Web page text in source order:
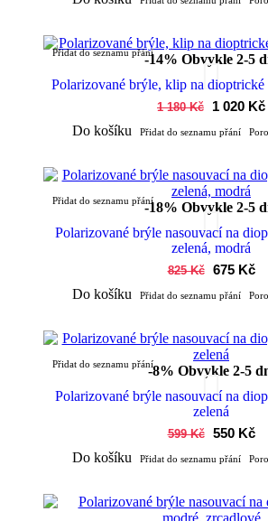
-14% Obvykle 2-5
Přidat do seznamu přání
Polarizované brýle, klip na dioptrické
1 180 Kč
1 020 Kč
Do košíku
Přidat do seznamu přání
-18% Obvykle 2-5
Přidat do seznamu přání
Polarizované brýle nasouvací na
zelená, modrá
825 Kč
675 Kč
Do košíku
Přidat do seznamu přání
-8% Obvykle 2-5
Přidat do seznamu přání
Polarizované brýle nasouvací na
zelená
599 Kč
550 Kč
Do košíku
Přidat do seznamu přání